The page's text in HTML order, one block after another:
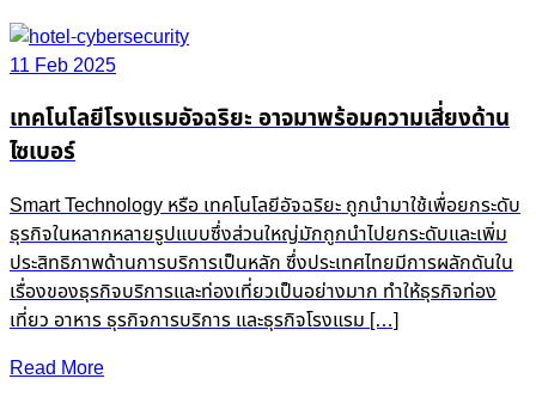
11 Feb 2025
เทคโนโลยีโรงแรมอัจฉริยะ อาจมาพร้อมความเสี่ยงด้าน
ไซเบอร์
Smart Technology หรือ เทคโนโลยีอัจฉริยะ ถูกนำมาใช้เพื่อยกระดับ
ธุรกิจในหลากหลายรูปแบบซึ่งส่วนใหญ่มักถูกนำไปยกระดับและเพิ่ม
ประสิทธิภาพด้านการบริการเป็นหลัก ซึ่งประเทศไทยมีการผลักดันใน
เรื่องของธุรกิจบริการและท่องเที่ยวเป็นอย่างมาก ทำให้ธุรกิจท่อง
เที่ยว อาหาร ธุรกิจการบริการ และธุรกิจโรงแรม […]
Read More